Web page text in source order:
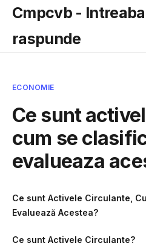
Cmpcvb -
raspunde
ECONOMIE
Ce sunt
cum se
evalueaza
Ce sunt Activele Circulante,
Evaluează Acestea?
Ce sunt Activele Circulante?